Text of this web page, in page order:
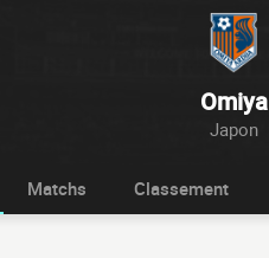
Omiya
Japon
Matchs Classement